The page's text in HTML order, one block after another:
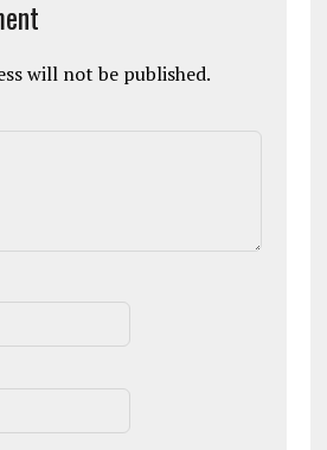
will not be published.